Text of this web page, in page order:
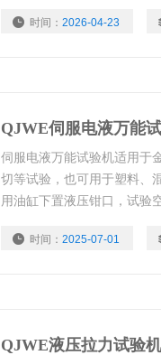
应力的情况下结果力值、位
时间： 2026-04-23
QJWE伺服电液万能
伺服电液万能试验机适用于
切等试验，也可用于塑料、
用油缸下置液压钳口，试验
应力的情况下结果力值、位
时间： 2025-07-01
QJWE液压拉力试验机